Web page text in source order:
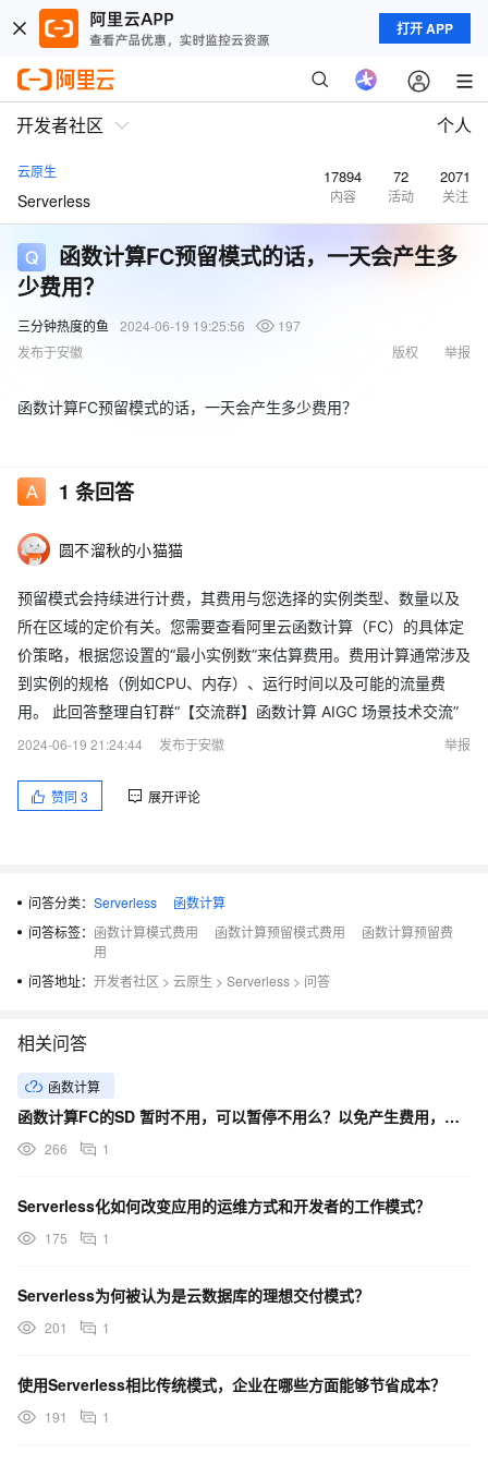
打开 APP
开发者社区 个人
云原生
Serverless
17894
内容
72
活动
2071
关注
函数计算FC预留模式的话，一天会产生多
少费用？
三分钟热度的鱼 2024-06-19 19:25:56
197
发布于安徽
举报
版权
函数计算FC预留模式的话，一天会产生多少费用？
1 条回答
圆不溜秋的小猫猫
预留模式会持续进行计费，其费用与您选择的实例类型、数量以及
所在区域的定价有关。您需要查看阿里云函数计算（FC）的具体定
价策略，根据您设置的“最小实例数”来估算费用。费用计算通常涉及
到实例的规格（例如CPU、内存）、运行时间以及可能的流量费
用。 此回答整理自钉群“【交流群】函数计算 AIGC 场景技术交流”
2024-06-19 21:24:44
发布于安徽 举报
赞同 3 展开评论
问答分类： Serverless
函数计算
问答标签： 函数计算模式费用 函数计算预留模式费用
函数计算预留费
用
问答地址： 开发者社区 > 云原生 > Serverless > 问答
相关问答
函数计算
函数计算FC的SD 暂时不用，可以暂停不用么？以免产生费用，需要用时再开启
266 1
Serverless化如何改变应用的运维方式和开发者的工作模式？
175 1
Serverless为何被认为是云数据库的理想交付模式？
201 1
使用Serverless相比传统模式，企业在哪些方面能够节省成本？
191 1